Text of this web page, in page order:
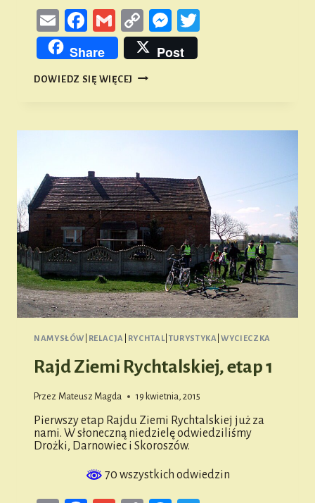
EmailFacebook
GmailCopy
Link
Messenger
Share Post
DOWIEDZ SIĘ WIĘCEJ RAJD
NAMYSŁÓW RELACJA RYCHTAL| TURYSTYKA |WYCIECZKA
Rajd Ziemi Rychtalskiej, etap 1
Przez Mateusz Magda 19 kwietnia, 2015
Pierwszy etap Rajdu Ziemi Rychtalskiej już za
nami. W słoneczną niedzielę odwiedziliśmy
Drożki, Darnowiec i Skoroszów.
70 wszystkich odwiedzin